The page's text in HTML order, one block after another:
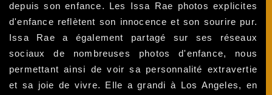
depuis son enfance. Les Issa Rae photos explicites
d'enfance reflètent son innocence et son sourire pur.
Issa Rae a également partagé sur ses réseaux
sociaux de nombreuses photos d'enfance, nous
permettant ainsi de voir sa personnalité extravertie
et sa joie de vivre. Elle a grandi à Los Angeles, en